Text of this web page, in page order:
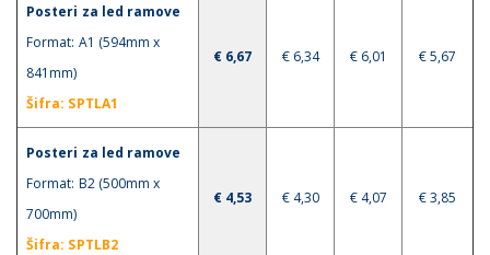
Posteri za led ramove
Format: A1 (594mm x
841mm)
Šifra: SPTLA1
€ 6,67 € 6,34 € 6,01 € 5,67
Posteri za led ramove
Format: B2 (500mm x
700mm)
Šifra: SPTLB2
€ 4,53 € 4,30 € 4,07 € 3,85